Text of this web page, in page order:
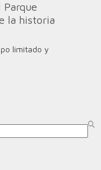
la historia
limitado y